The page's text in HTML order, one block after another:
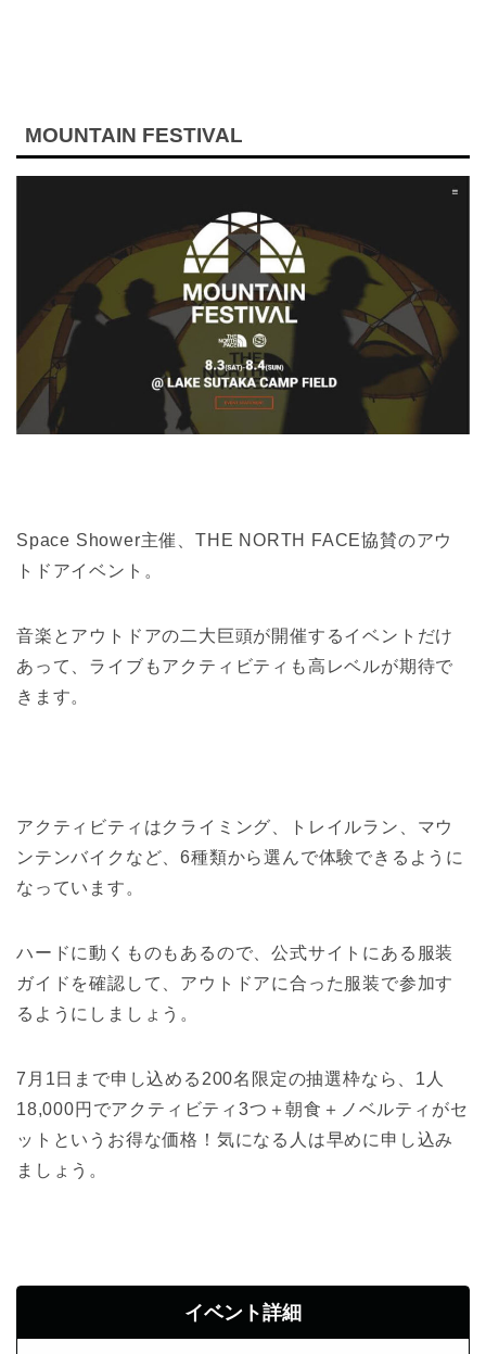
MOUNTAIN FESTIVAL
Space Shower主催、THE NORTH FACE協賛のアウ
トドアイベント。
音楽とアウトドアの二大巨頭が開催するイベントだけ
あって、ライブもアクティビティも高レベルが期待で
きます。
アクティビティはクライミング、トレイルラン、マウ
ンテンバイクなど、6種類から選んで体験できるように
なっています。
ハードに動くものもあるので、公式サイトにある服装
ガイドを確認して、アウトドアに合った服装で参加す
るようにしましょう。
7月1日まで申し込める200名限定の抽選枠なら、1人
18,000円でアクティビティ3つ＋朝食＋ノベルティがセ
ットというお得な価格！気になる人は早めに申し込み
ましょう。
イベント詳細